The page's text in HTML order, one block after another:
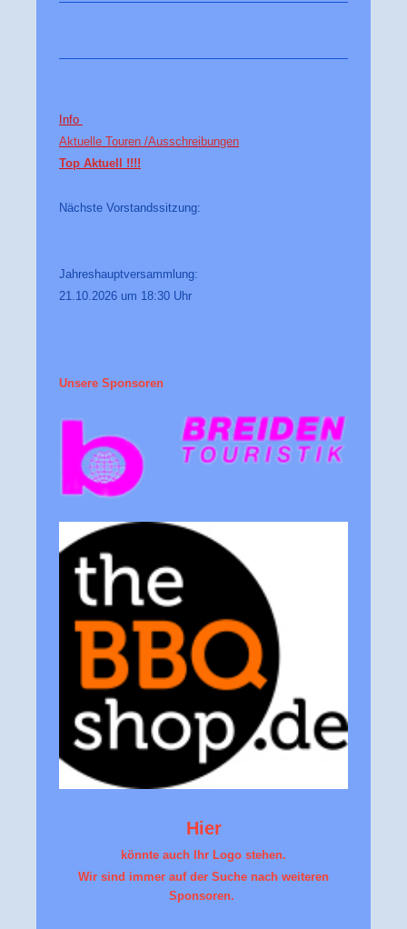
Info
Aktuelle Touren /Ausschreibungen
Top Aktuell !!!!
Nächste Vorstandssitzung:
Jahreshauptversammlung:
21.10.2026 um 18:30 Uhr
Unsere Sponsoren
Hier
könnte auch Ihr Logo stehen.
Wir sind immer auf der Suche nach weiteren
Sponsoren.